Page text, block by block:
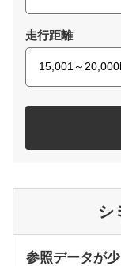
走行距離
シ
参照データが